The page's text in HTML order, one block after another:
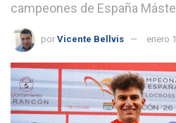
campeones de España
por Vicente Bellvis enero